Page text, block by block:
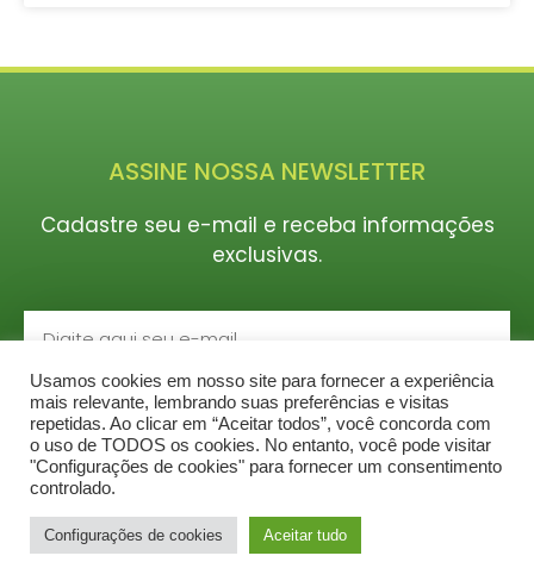
ASSINE NOSSA NEWSLETTER
Cadastre seu e-mail e receba informações
exclusivas.
CADASTRAR
© 2020 Todos os Direitos Reservados a Gt-Infra
Usamos cookies em nosso site para fornecer a experiência
mais relevante, lembrando suas preferências e visitas
repetidas. Ao clicar em “Aceitar todos”, você concorda com
o uso de TODOS os cookies. No entanto, você pode visitar
"Configurações de cookies" para fornecer um consentimento
controlado.
Configurações de cookies Aceitar tudo